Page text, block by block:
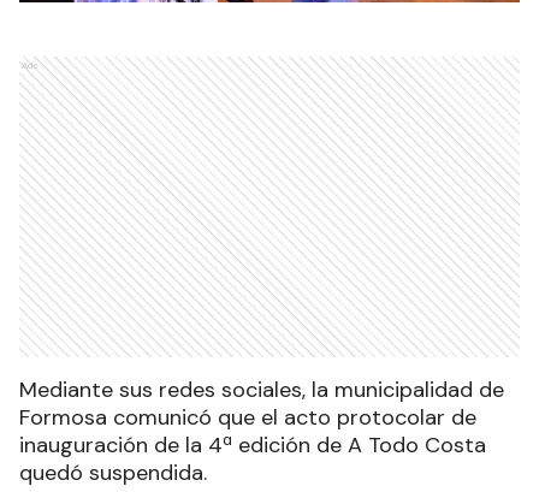
Ads
Mediante sus redes sociales, la municipalidad de
Formosa comunicó que el acto protocolar de
inauguración de la 4ª edición de A Todo Costa
quedó suspendida.